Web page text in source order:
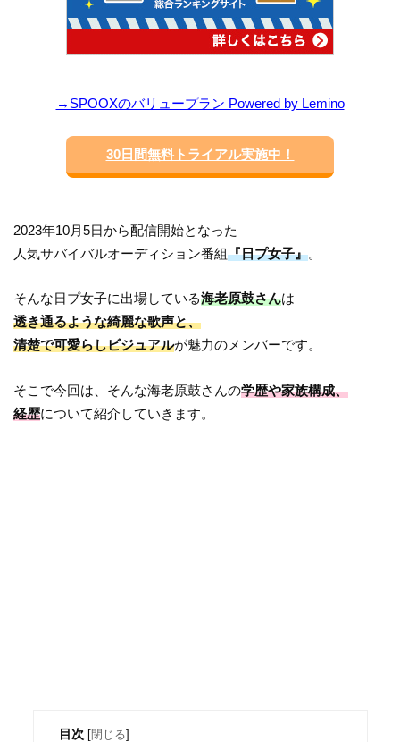
→SPOOXのバリュープラン Powered by Lemino
30日間無料トライアル実施中！
2023年10月5日から配信開始となった
人気サバイバルオーディション番組『日プ女子』。
そんな日プ女子に出場している海老原鼓さんは
透き通るような綺麗な歌声と、
清楚で可愛らしビジュアルが魅力のメンバーです。
そこで今回は、そんな海老原鼓さんの学歴や家族構成、
経歴について紹介していきます。
目次 [閉じる]